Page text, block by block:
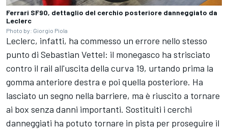
Ferrari SF90, dettaglio del cerchio posteriore danneggiato da
Leclerc
Photo by: Giorgio Piola
Leclerc, infatti, ha commesso un errore nello stesso
punto di Sebastian Vettel: il monegasco ha strisciato
contro il rail all'uscita della curva 19, urtando prima la
gomma anteriore destra e poi quella posteriore. Ha
lasciato un segno nella barriere, ma è riuscito a tornare
ai box senza danni importanti. Sostituiti i cerchi
danneggiati ha potuto tornare in pista per proseguire il